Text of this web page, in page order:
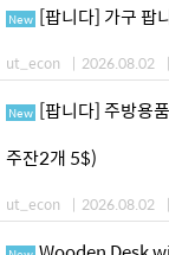
New [팝니다] 가구 팝
ut_econ | 2026.08.02 |
New [팝니다] 주방용
주잔2개 5$)
ut_econ | 2026.08.02 |